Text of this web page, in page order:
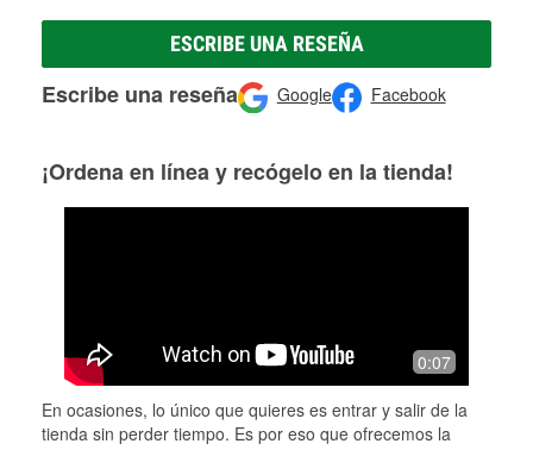
ESCRIBE UNA RESEÑA
Escribe una reseña Google Facebook
¡Ordena en línea y recógelo en la tienda!
0:07
En ocasiones, lo único que quieres es entrar y salir de la
tienda sin perder tiempo. Es por eso que ofrecemos la